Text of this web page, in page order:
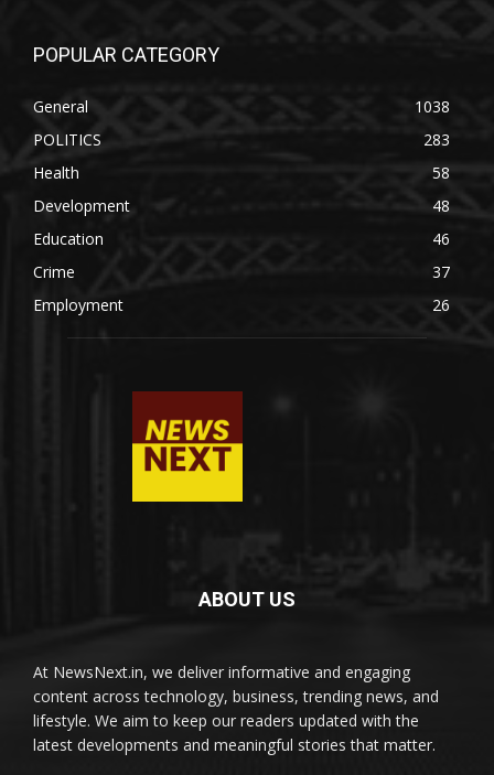
POPULAR CATEGORY
General
1038
POLITICS
283
Health
58
Development
48
Education
46
Crime
37
Employment
26
ABOUT US
At NewsNext.in, we deliver informative and engaging
content across technology, business, trending news, and
lifestyle. We aim to keep our readers updated with the
latest developments and meaningful stories that matter.